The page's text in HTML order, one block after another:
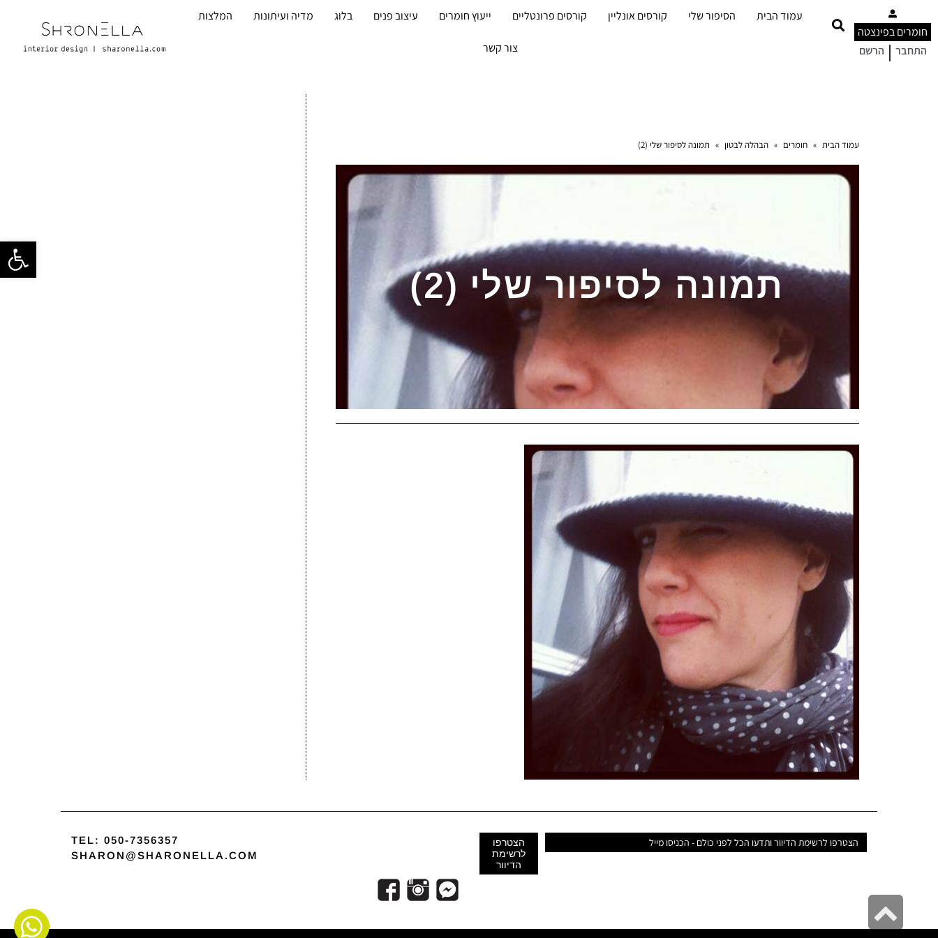
פתח
חומרים בפינצטה
התחבר | הרשם
עמוד הבית הסיפור שלי קורסים אונליין קורסים פרונטליים ייעוץ חומרים עיצוב פנים בלוג מדיה ועיתונות המלצות
צור קשר
עמוד הבית » חומרים » הבהלה לבטון » תמונה לסיפור שלי (2)
תמונה לסיפור שלי (2)
דואר
אלקטרוני
הצטרפו
לרשימת
הדיוור
TEL: 050-7356357
SHARON@SHARONELLA.COM